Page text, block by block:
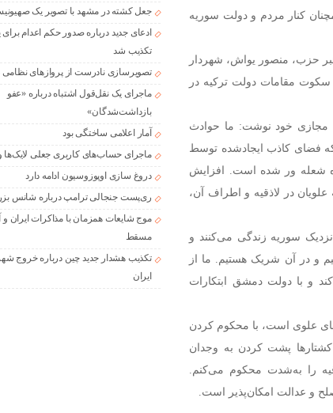
کنار مردم و دولت سوریه
حزب، منصور یواش، شهردار
سکوت مقامات دولت ترکیه در
خود نوشت: ما حوادث
که فضای کاذب ایجادشده توسط
شعله ور شده است. افزایش
در لاذقیه و اطراف آن،
سوریه زندگی می‌کنند و
و در آن شریک هستیم. ما از
و با دولت دمشق ابتکارات
علوی است، با محکوم کردن
پشت کردن به وجدان
را به‌شدت محکوم می‌کنم.
صلح و عدالت امکان‌پذیر است.
جعل کشته در مشهد با تصویر یک
ادعای جدید درباره صدور حکم اعدام
تکذیب شد
تصویرسازی نادرست از پروازهای نظامی
ماجرای یک نقل‌قول اشتباه درباره «عفو
بازداشت‌شدگان»
آمار اعلامی ساختگی بود
ماجرای حساب‌های کاربری جعلی لایک‌ها
دروغ سازی اوپوزوسیون ادامه دارد
ری‌پست جنجالی ترامپ درباره شانس
موج شایعات همزمان با مذاکرات ایران و
مسقط
تکذیب هشدار جدید چین درباره خروج
ایران